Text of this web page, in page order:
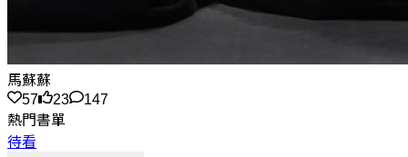
馬蘇蘇
57
23
147
熱門書單
待看